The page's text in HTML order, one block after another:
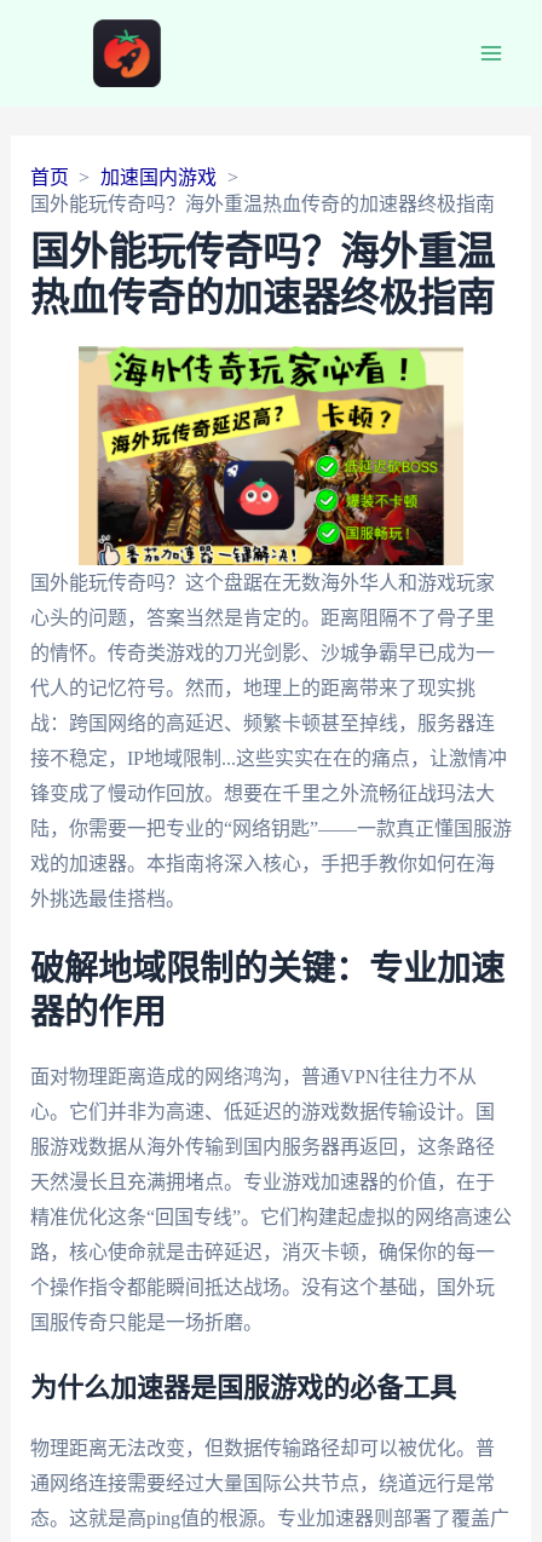
首页
加速国内游戏
国外能玩传奇吗？海外重温热血传奇的加速器终极指南
国外能玩传奇吗？海外重温
热血传奇的加速器终极指南
国外能玩传奇吗？这个盘踞在无数海外华人和游戏玩家
心头的问题，答案当然是肯定的。距离阻隔不了骨子里
的情怀。传奇类游戏的刀光剑影、沙城争霸早已成为一
代人的记忆符号。然而，地理上的距离带来了现实挑
战：跨国网络的高延迟、频繁卡顿甚至掉线，服务器连
接不稳定，IP地域限制...这些实实在在的痛点，让激情冲
锋变成了慢动作回放。想要在千里之外流畅征战玛法大
陆，你需要一把专业的“网络钥匙”——一款真正懂国服游
戏的加速器。本指南将深入核心，手把手教你如何在海
外挑选最佳搭档。
破解地域限制的关键：专业加速
器的作用
面对物理距离造成的网络鸿沟，普通VPN往往力不从
心。它们并非为高速、低延迟的游戏数据传输设计。国
服游戏数据从海外传输到国内服务器再返回，这条路径
天然漫长且充满拥堵点。专业游戏加速器的价值，在于
精准优化这条“回国专线”。它们构建起虚拟的网络高速公
路，核心使命就是击碎延迟，消灭卡顿，确保你的每一
个操作指令都能瞬间抵达战场。没有这个基础，国外玩
国服传奇只能是一场折磨。
为什么加速器是国服游戏的必备工具
物理距离无法改变，但数据传输路径却可以被优化。普
通网络连接需要经过大量国际公共节点，绕道远行是常
态。这就是高ping值的根源。专业加速器则部署了覆盖广